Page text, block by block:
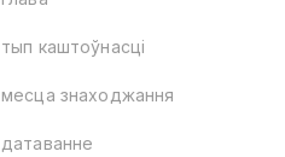
тып каштоўнасці
месца знаходжання
датаванне